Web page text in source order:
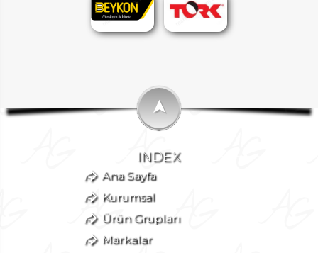
➤
INDEX
Ana Sayfa
Kurumsal
Ürün Grupları
Markalar